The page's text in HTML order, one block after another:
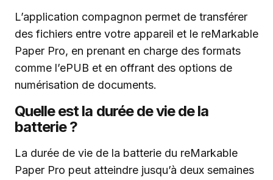
L’application compagnon permet de transférer
des fichiers entre votre appareil et le reMarkable
Paper Pro, en prenant en charge des formats
comme l’ePUB et en offrant des options de
numérisation de documents.
Quelle est la durée de vie de la
batterie ?
La durée de vie de la batterie du reMarkable
Paper Pro peut atteindre jusqu’à deux semaines